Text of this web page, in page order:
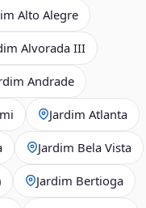
Alto Alegre
Alvorada III
Andrade
Jardim Atlanta
Jardim Bela Vista
Jardim Bertioga